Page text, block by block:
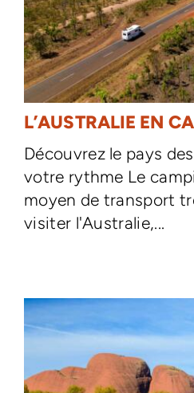
L’AUSTRALIE EN
Découvrez le pays
votre rythme Le
moyen de transport
visiter l'Australie,...